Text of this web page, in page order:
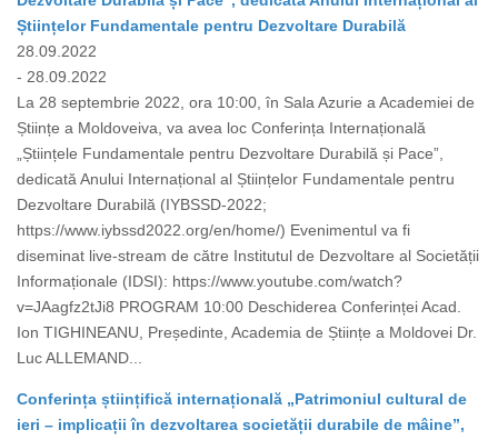
Științelor Fundamentale pentru Dezvoltare Durabilă
28.09.2022
- 28.09.2022
La 28 septembrie 2022, ora 10:00, în Sala Azurie a Academiei de
Științe a Moldoveiva, va avea loc Conferința Internațională
„Științele Fundamentale pentru Dezvoltare Durabilă și Pace”,
dedicată Anului Internațional al Științelor Fundamentale pentru
Dezvoltare Durabilă (IYBSSD-2022;
https://www.iybssd2022.org/en/home/) Evenimentul va fi
diseminat live-stream de către Institutul de Dezvoltare al Societății
Informaționale (IDSI): https://www.youtube.com/watch?
v=JAagfz2tJi8 PROGRAM 10:00 Deschiderea Conferinței Acad.
Ion TIGHINEANU, Președinte, Academia de Științe a Moldovei Dr.
Luc ALLEMAND...
Conferința științifică internațională „Patrimoniul cultural de
ieri – implicații în dezvoltarea societății durabile de mâine”,